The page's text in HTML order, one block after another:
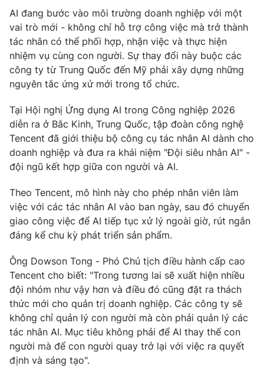
Sản phẩm
Thị trường
Tư vấn
Lịch phát sóng
Chuyên mục khác
Emagazine Podcast
Photo Infographic
Video Shorts video
VTV Money VTV Thể thao
VTV Sức khoẻ Bất động sản
Thị trường 24h Tấm lòng Việt
VTV4 Vươn mình bằng AI
VTV9 VTV8
Liên hệ tòa soạn
AI đang bước vào môi trường doanh nghiệp với một
vai trò mới - không chỉ hỗ trợ công việc mà trở thành
tác nhân có thể phối hợp, nhận việc và thực hiện
nhiệm vụ cùng con người. Sự thay đổi này buộc các
công ty từ Trung Quốc đến Mỹ phải xây dựng những
nguyên tắc ứng xử mới trong tổ chức.
Tại Hội nghị Ứng dụng AI trong Công nghiệp 2026
diễn ra ở Bắc Kinh, Trung Quốc, tập đoàn công nghệ
Tencent đã giới thiệu bộ công cụ tác nhân AI dành cho
doanh nghiệp và đưa ra khái niệm "Đội siêu nhân AI" -
đội ngũ kết hợp giữa con người và AI.
Theo Tencent, mô hình này cho phép nhân viên làm
việc với các tác nhân AI vào ban ngày, sau đó chuyển
giao công việc để AI tiếp tục xử lý ngoài giờ, rút ngắn
đáng kể chu kỳ phát triển sản phẩm.
Ông Dowson Tong - Phó Chủ tịch điều hành cấp cao
Tencent cho biết: "Trong tương lai sẽ xuất hiện nhiều
đội nhóm như vậy hơn và điều đó cũng đặt ra thách
thức mới cho quản trị doanh nghiệp. Các công ty sẽ
không chỉ quản lý con người mà còn phải quản lý các
tác nhân AI. Mục tiêu không phải để AI thay thế con
người mà để con người quay trở lại với việc ra quyết
định và sáng tạo".